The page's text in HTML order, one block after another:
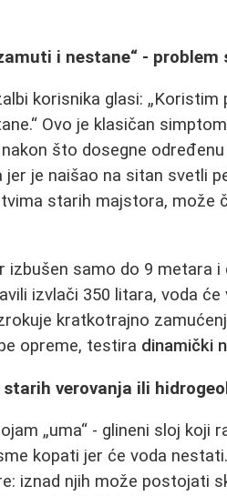
i nestane“ -
korisnika glasi:
Ovo je klasičan simptom
što dosegne
jer je naišao na sitan svetli
starih majstora, može
izbušen samo do 9 metara
izvlači 350 litara, voda
kratkotrajno
opreme, testira dinamički
starih verovanja ili
„uma“ - glineni sloj koji
kopati jer će voda
iznad njih može postojati